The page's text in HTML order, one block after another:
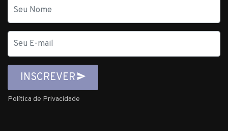
mail
INSCREVER
Política de Privacidade